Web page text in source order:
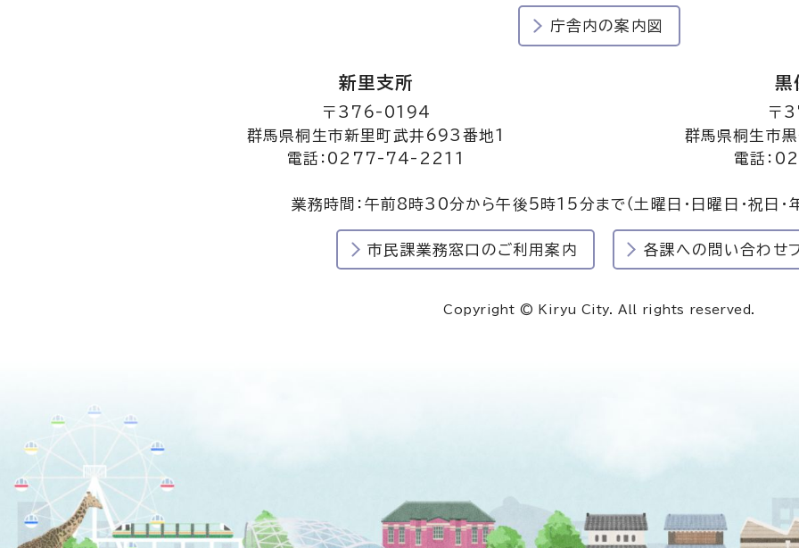
庁舎内の案内図
新里支所
〒376-0194
群馬県桐生市新里町武井693番地1
電話：0277-74-2211
黒
〒
群馬県桐生市
電話：
業務時間：午前8時30分から午後5時15分まで（土曜日・日曜日・祝日・
市民課業務窓口のご利用案内 各課への問い合わせ
Copyright © Kiryu City. All rights reserved.